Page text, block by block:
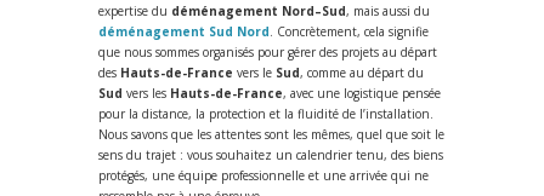
expertise du déménagement Nord–Sud, mais aussi du
déménagement Sud Nord. Concrètement, cela signifie
que nous sommes organisés pour gérer des projets au départ
des Hauts-de-France vers le Sud, comme au départ du
Sud vers les Hauts-de-France, avec une logistique pensée
pour la distance, la protection et la fluidité de l’installation.
Nous savons que les attentes sont les mêmes, quel que soit le
sens du trajet : vous souhaitez un calendrier tenu, des biens
protégés, une équipe professionnelle et une arrivée qui ne